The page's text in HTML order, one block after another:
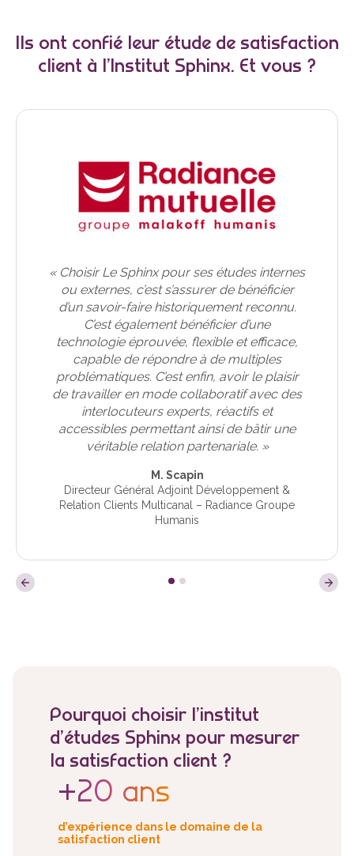
Ils ont confié leur étude de satisfaction
client à l’Institut Sphinx. Et vous ?
« Choisir Le Sphinx pour ses études internes
ou externes, c’est s’assurer de bénéficier
d’un savoir-faire historiquement reconnu.
C’est également bénéficier d’une
technologie éprouvée, flexible et efficace,
capable de répondre à de multiples
problématiques. C’est enfin, avoir le plaisir
de travailler en mode collaboratif avec des
interlocuteurs experts, réactifs et
accessibles permettant ainsi de bâtir une
véritable relation partenariale. »
M. Scapin
Directeur Général Adjoint Développement &
Relation Clients Multicanal – Radiance Groupe
Humanis
Pourquoi choisir l’institut
d’études Sphinx pour mesurer
la satisfaction client ?
+20 ans
d’expérience dans le domaine de la
satisfaction client